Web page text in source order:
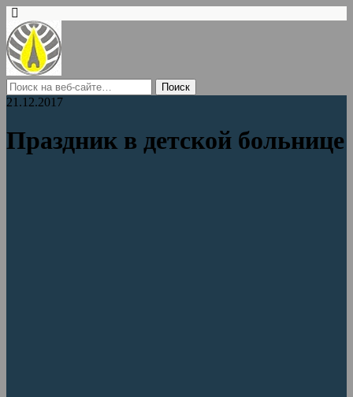
21.12.2017
Праздник в детской больнице